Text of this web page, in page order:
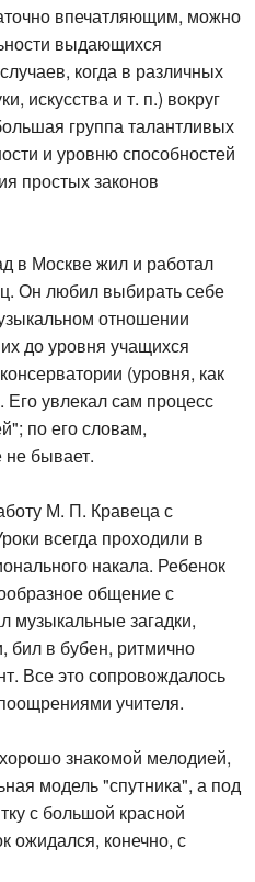
впечатляющим, можно
выдающихся
когда в различных
искусства и т. п.) вокруг
группа талантливых
и уровню способностей
простых законов
в Москве жил и работал
Он любил выбирать себе
отношении
до уровня учащихся
(уровня, как
Его увлекал сам процесс
по его словам,
бывает.
М. П. Кравеца с
всегда проходили в
накала. Ребенок
общение с
музыкальные загадки,
бил в бубен, ритмично
Все это сопровождалось
учителя.
знакомой мелодией,
модель "спутника", а под
с большой красной
ожидался, конечно, с